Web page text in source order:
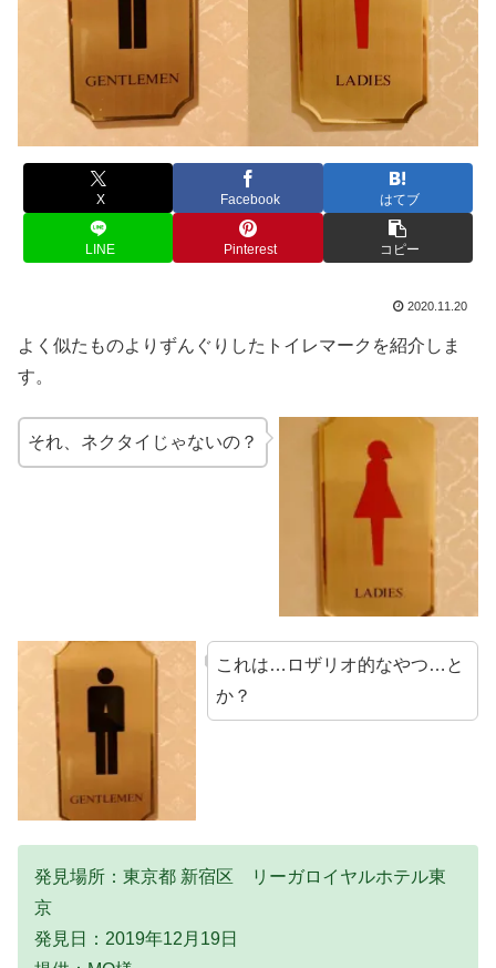
X Facebook はてブ
LINE Pinterest コピー
2020.11.20
よく似たものよりずんぐりしたトイレマークを紹介しま
す。
それ、ネクタイじゃないの？
これは…ロザリオ的なやつ…と
か？
発見場所：東京都 新宿区 リーガロイヤルホテル東
京
発見日：2019年12月19日